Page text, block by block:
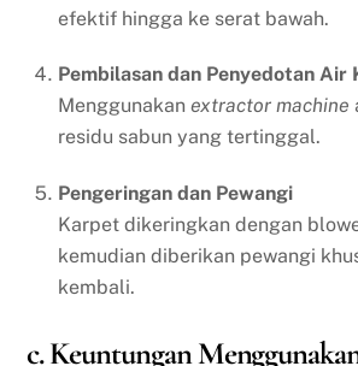
efektif hingga ke serat bawah.
Pembilasan dan Penyedotan Air
Menggunakan extractor machine
residu sabun yang tertinggal.
Pengeringan dan Pewangi
Karpet dikeringkan dengan
kemudian diberikan pewangi
kembali.
c. Keuntungan